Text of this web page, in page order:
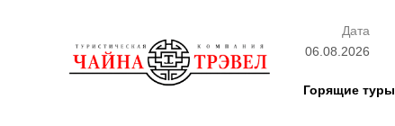
Дата
06.08.2026
Горящие туры